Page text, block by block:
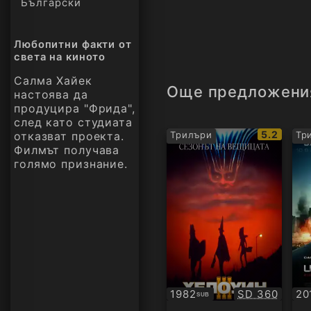
Български
Любопитни факти от
света на киното
Салма Хайек
настоява да
продуцира "Фрида",
след като студиата
отказват проекта.
Филмът получава
голямо признание.
Още
Трилъри
IMDb
рейтинг:
5.2
1982SUB
Субтитри Качество:
SD 360